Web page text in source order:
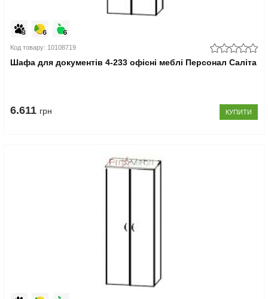
Код товару: 10108719
Шафа для документів 4-233 офісні меблі Персонал Саліта
6.611 грн КУПИТИ